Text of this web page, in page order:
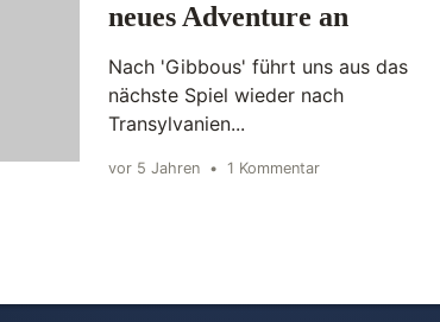
neues Adventure an
Nach 'Gibbous' führt uns aus das
nächste Spiel wieder nach
Transylvanien...
vor 5 Jahren • 1 Kommentar